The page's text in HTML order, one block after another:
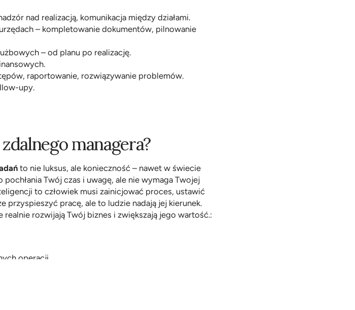
nad realizacją, komunikacja między działami.
– kompletowanie dokumentów, pilnowanie
– od planu po realizację.
raportowanie, rozwiązywanie problemów.
upy.
managera?
to nie luksus, ale konieczność – nawet w świecie
Twój czas i uwagę, ale nie wymaga Twojej
to człowiek musi zainicjować proces, ustawić
pracę, ale to ludzie nadają jej kierunek.
realnie rozwijają Twój biznes i zwiększają jego wartość.:
operacji.